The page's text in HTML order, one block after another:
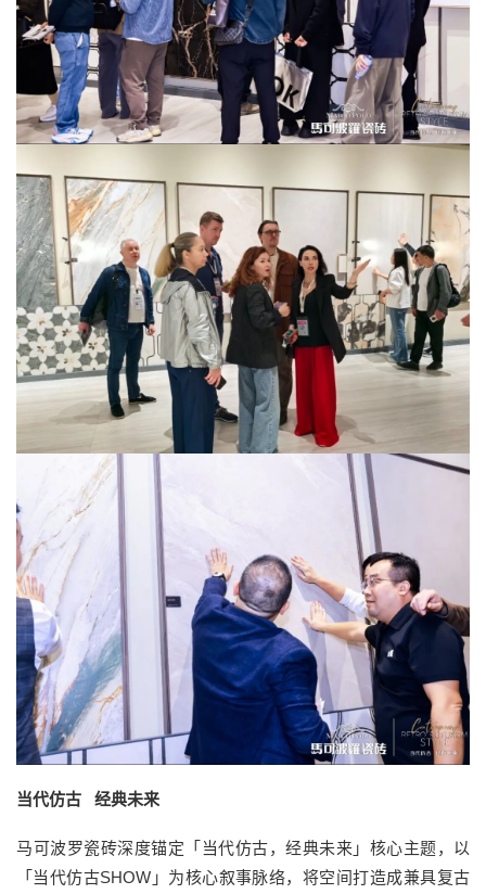
当代仿古 经典未来
马可波罗瓷砖深度锚定「当代仿古，经典未来」核心主题，以
「当代仿古SHOW」为核心叙事脉络，将空间打造成兼具复古